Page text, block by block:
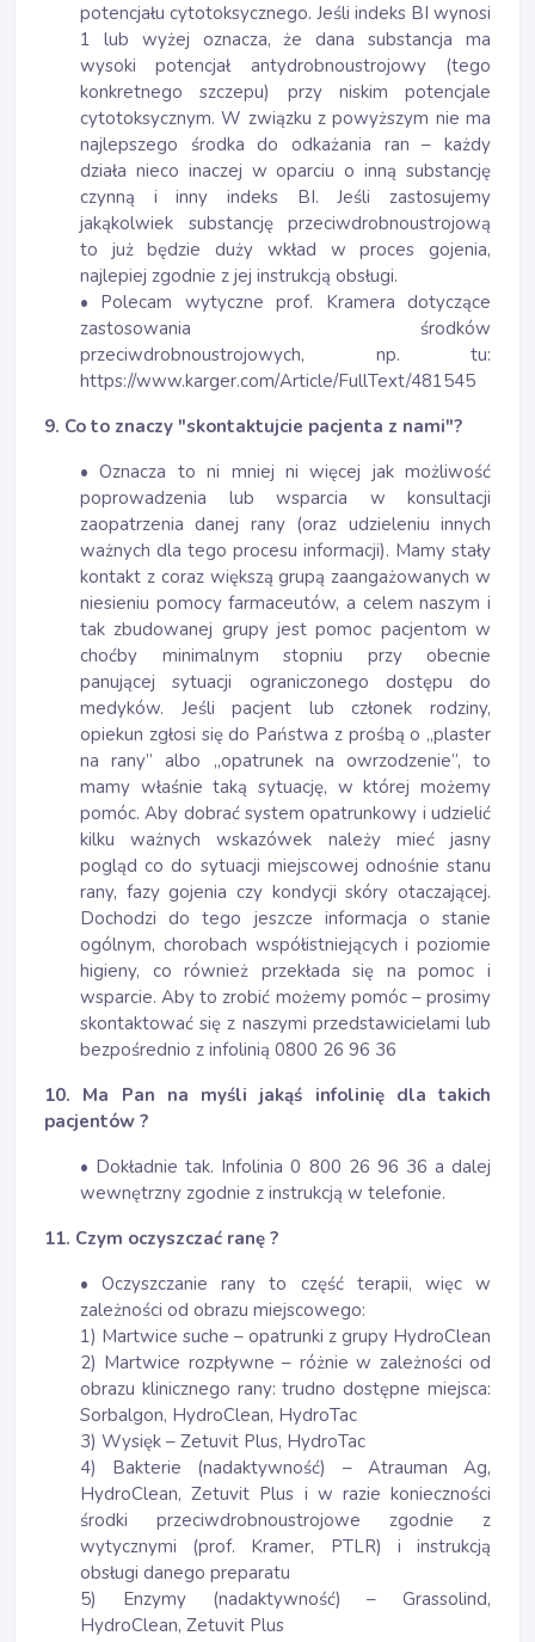
potencjału cytotoksycznego. Jeśli indeks BI wynosi
1 lub wyżej oznacza, że dana substancja ma
wysoki potencjał antydrobnoustrojowy (tego
konkretnego szczepu) przy niskim potencjale
cytotoksycznym. W związku z powyższym nie ma
najlepszego środka do odkażania ran – każdy
działa nieco inaczej w oparciu o inną substancję
czynną i inny indeks BI. Jeśli zastosujemy
jakąkolwiek substancję przeciwdrobnoustrojową
to już będzie duży wkład w proces gojenia,
najlepiej zgodnie z jej instrukcją obsługi.
• Polecam wytyczne prof. Kramera dotyczące
zastosowania środków
przeciwdrobnoustrojowych, np. tu:
https://www.karger.com/Article/FullText/481545
9. Co to znaczy "skontaktujcie pacjenta z nami"?
• Oznacza to ni mniej ni więcej jak możliwość
poprowadzenia lub wsparcia w konsultacji
zaopatrzenia danej rany (oraz udzieleniu innych
ważnych dla tego procesu informacji). Mamy stały
kontakt z coraz większą grupą zaangażowanych w
niesieniu pomocy farmaceutów, a celem naszym i
tak zbudowanej grupy jest pomoc pacjentom w
choćby minimalnym stopniu przy obecnie
panującej sytuacji ograniczonego dostępu do
medyków. Jeśli pacjent lub członek rodziny,
opiekun zgłosi się do Państwa z prośbą o „plaster
na rany” albo „opatrunek na owrzodzenie”, to
mamy właśnie taką sytuację, w której możemy
pomóc. Aby dobrać system opatrunkowy i udzielić
kilku ważnych wskazówek należy mieć jasny
pogląd co do sytuacji miejscowej odnośnie stanu
rany, fazy gojenia czy kondycji skóry otaczającej.
Dochodzi do tego jeszcze informacja o stanie
ogólnym, chorobach współistniejących i poziomie
higieny, co również przekłada się na pomoc i
wsparcie. Aby to zrobić możemy pomóc – prosimy
skontaktować się z naszymi przedstawicielami lub
bezpośrednio z infolinią 0800 26 96 36
10. Ma Pan na myśli jakąś infolinię dla takich
pacjentów ?
• Dokładnie tak. Infolinia 0 800 26 96 36 a dalej
wewnętrzny zgodnie z instrukcją w telefonie.
11. Czym oczyszczać ranę ?
• Oczyszczanie rany to część terapii, więc w
zależności od obrazu miejscowego:
1) Martwice suche – opatrunki z grupy HydroClean
2) Martwice rozpływne – różnie w zależności od
obrazu klinicznego rany: trudno dostępne miejsca:
Sorbalgon, HydroClean, HydroTac
3) Wysięk – Zetuvit Plus, HydroTac
4) Bakterie (nadaktywność) – Atrauman Ag,
HydroClean, Zetuvit Plus i w razie konieczności
środki przeciwdrobnoustrojowe zgodnie z
wytycznymi (prof. Kramer, PTLR) i instrukcją
obsługi danego preparatu
5) Enzymy (nadaktywność) – Grassolind,
HydroClean, Zetuvit Plus